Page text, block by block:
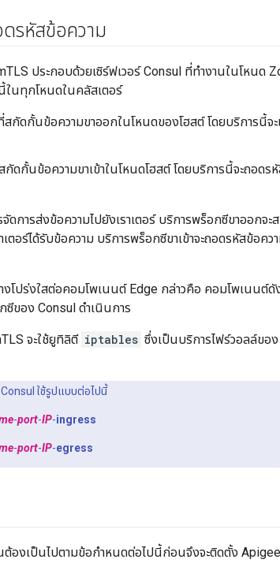
รหัสข้อความ
ประกอบด้วยเซิร์ฟเวอร์ Consul ที่ทำงานในโหนด
ในทุกโหนดในคลัสเตอร์
สกัดกั้นข้อความขาออกในโหนดของโฮสต์ โดยบริการนี้จ
กัดกั้นข้อความขาเข้าในโหนดโฮสต์ โดยบริการนี้จะถอดร
จัดการส่งข้อความไปยังเราเตอร์ บริการพร็อกซีขาออกจ
เตอร์ได้รับข้อความ บริการพร็อกซีขาเข้าจะถอดรหัสข้อค
โปร่งใสต่อคอมโพเนนต์ Edge กล่าวคือ คอมโพเนนต์ดั
ของ Consul ดำเนินการ
จะใช้ยูทิลิตี iptables ซึ่งเป็นบริการไฟร์วอลล์ขอ
ใช้รูปแบบต่อไปนี้
-port-IP-ingress
-port-IP-egress
องเป็นไปตามข้อกำหนดต่อไปนี้ก่อนจึงจะติดตั้ง Apigee